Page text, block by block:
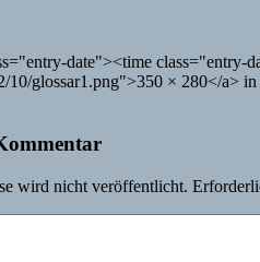
date"><time
10/glossar1.png">350 × 280</a>
wird nicht veröffentlicht.